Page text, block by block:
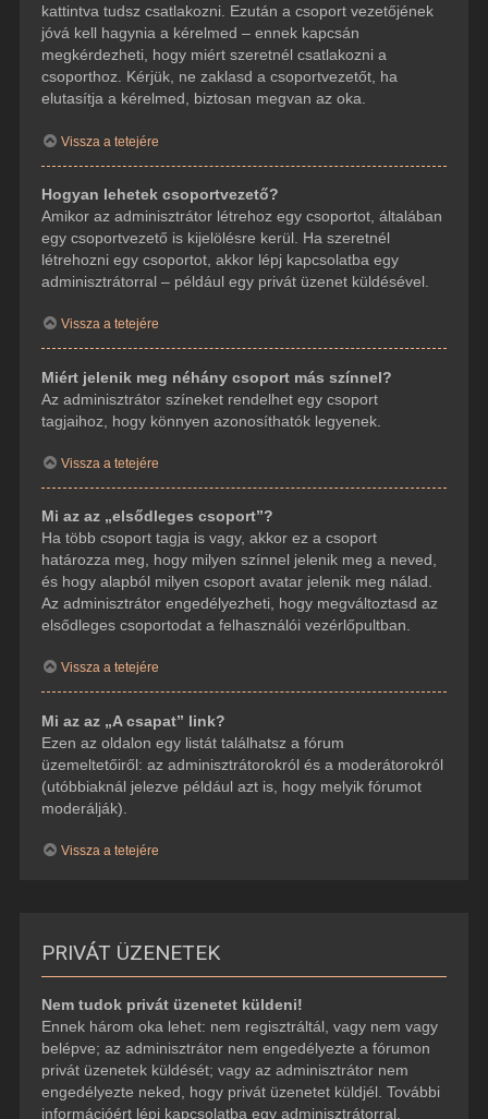
kattintva tudsz csatlakozni. Ezután a csoport vezetőjének
jóvá kell hagynia a kérelmed – ennek kapcsán
megkérdezheti, hogy miért szeretnél csatlakozni a
csoporthoz. Kérjük, ne zaklasd a csoportvezetőt, ha
elutasítja a kérelmed, biztosan megvan az oka.
Vissza a tetejére
Hogyan lehetek csoportvezető?
Amikor az adminisztrátor létrehoz egy csoportot, általában
egy csoportvezető is kijelölésre kerül. Ha szeretnél
létrehozni egy csoportot, akkor lépj kapcsolatba egy
adminisztrátorral – például egy privát üzenet küldésével.
Vissza a tetejére
Miért jelenik meg néhány csoport más színnel?
Az adminisztrátor színeket rendelhet egy csoport
tagjaihoz, hogy könnyen azonosíthatók legyenek.
Vissza a tetejére
Mi az az „elsődleges csoport”?
Ha több csoport tagja is vagy, akkor ez a csoport
határozza meg, hogy milyen színnel jelenik meg a neved,
és hogy alapból milyen csoport avatar jelenik meg nálad.
Az adminisztrátor engedélyezheti, hogy megváltoztasd az
elsődleges csoportodat a felhasználói vezérlőpultban.
Vissza a tetejére
Mi az az „A csapat” link?
Ezen az oldalon egy listát találhatsz a fórum
üzemeltetőiről: az adminisztrátorokról és a moderátorokról
(utóbbiaknál jelezve például azt is, hogy melyik fórumot
moderálják).
Vissza a tetejére
PRIVÁT ÜZENETEK
Nem tudok privát üzenetet küldeni!
Ennek három oka lehet: nem regisztráltál, vagy nem vagy
belépve; az adminisztrátor nem engedélyezte a fórumon
privát üzenetek küldését; vagy az adminisztrátor nem
engedélyezte neked, hogy privát üzenetet küldjél. További
információért lépj kapcsolatba egy adminisztrátorral.